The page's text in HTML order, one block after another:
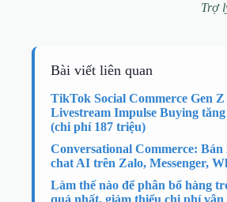
Trợ
Bài viết liên quan
TikTok Social Commerce Gen
Livestream Impulse Buying
(chi phí 187 triệu)
Conversational Commerce: Bán
chat AI trên Zalo, Messenger,
Làm thế nào để phân bổ hàng
quả nhất, giảm thiểu chi phí vận